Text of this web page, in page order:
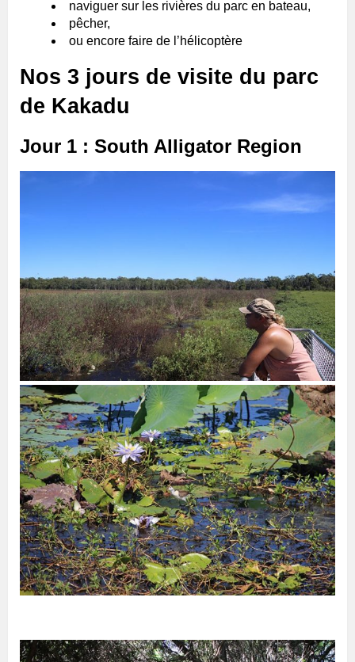
naviguer sur les rivières du parc en bateau,
pêcher,
ou encore faire de l’hélicoptère
Nos 3 jours de visite du parc
de Kakadu
Jour 1 : South Alligator Region